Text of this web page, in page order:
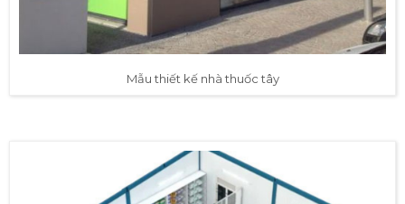
Mẫu thiết kế nhà thuốc tây